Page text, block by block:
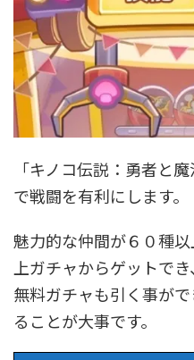
「キノコ伝説：勇者と
で戦闘を有利にします。
魅力的な仲間が６０種
上ガチャからゲットで
無料ガチャも引く事が
ることが大事です。